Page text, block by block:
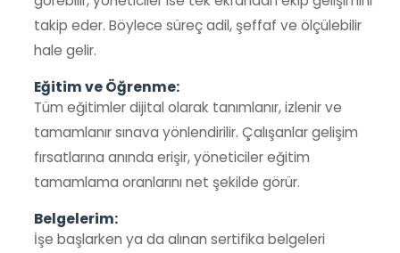
takip eder. Böylece süreç adil, şeffaf ve ölçülebilir
hale gelir.
Eğitim ve Öğrenme:
Tüm eğitimler dijital olarak tanımlanır, izlenir ve
tamamlanır sınava yönlendirilir. Çalışanlar gelişim
fırsatlarına anında erişir, yöneticiler eğitim
tamamlama oranlarını net şekilde görür.
Belgelerim:
İşe başlarken ya da alınan sertifika belgeleri